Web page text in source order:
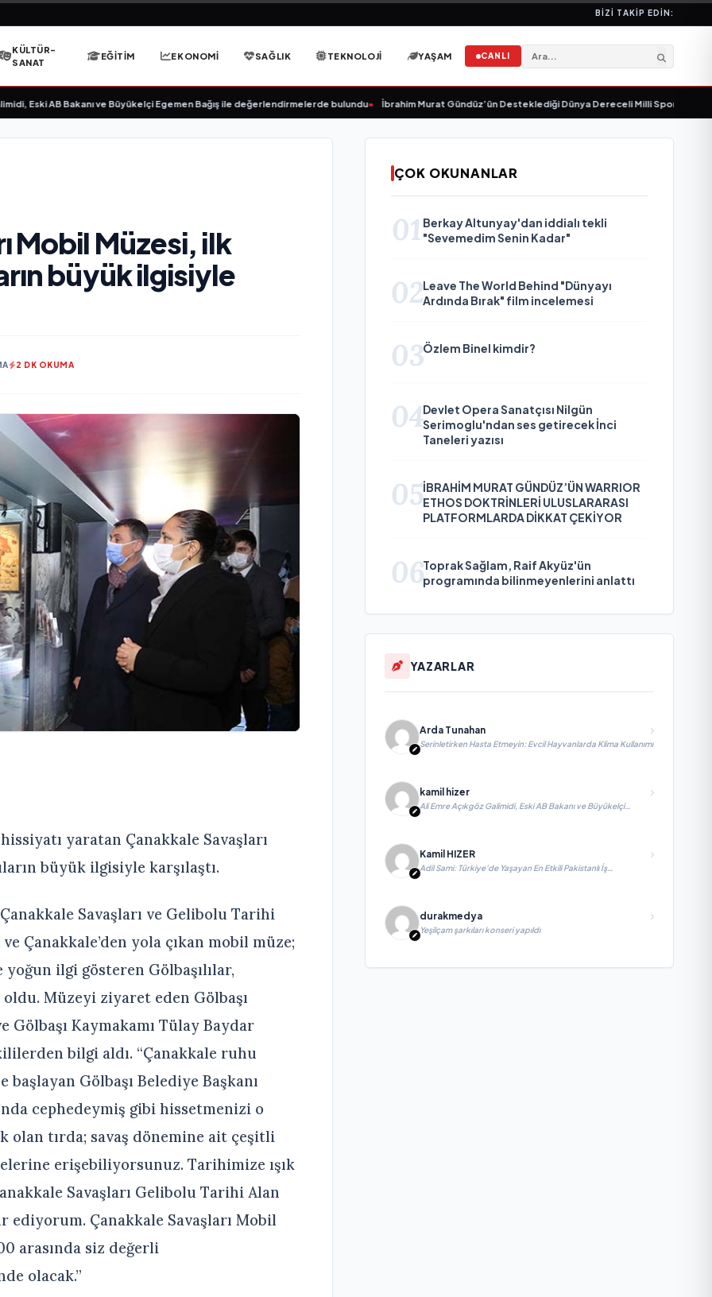
BIZI TAKIP EDIN:
KÜLTÜR-
SANAT
EĞITIM EKONOMI SAĞLIK TEKNOLOJI YAŞAM CANLI
Eski AB Bakanı ve Büyükelçi Egemen Bağış ile değerlendirmelerde bulundu• İbrahim Murat Gündüz’ün Desteklediği Dünya Dereceli Milli Sporcu Melis
Mobil Müzesi, ilk
büyük ilgisiyle
2 DK OKUMA
yaratan Çanakkale Savaşları
büyük ilgisiyle karşılaştı.
Savaşları ve Gelibolu Tarihi
Çanakkale’den yola çıkan mobil müze;
yoğun ilgi gösteren Gölbaşılılar,
oldu. Müzeyi ziyaret eden Gölbaşı
Gölbaşı Kaymakamı Tülay Baydar
bilgi aldı. “Çanakkale ruhu
Gölbaşı Belediye Başkanı
cephedeymiş gibi hissetmenizi o
olan tırda; savaş dönemine ait çeşitli
erişebiliyorsunuz. Tarihimize ışık
Savaşları Gelibolu Tarihi Alan
ediyorum. Çanakkale Savaşları Mobil
arasında siz değerli
olacak.”
ÇOK OKUNANLAR
01 Berkay Altunyay'dan iddialı tekli
"Sevemedim Senin Kadar"
02Leave The World Behind "Dünyayı
Ardında Bırak" film incelemesi
03Özlem Binel kimdir?
04Devlet Opera Sanatçısı Nilgün
Serimoglu'ndan ses getirecek İnci
Taneleri yazısı
05İBRAHİM MURAT GÜNDÜZ’ÜN WARRIOR
ETHOS DOKTRİNLERİ ULUSLARARASI
PLATFORMLARDA DİKKAT ÇEKİYOR
06Toprak Sağlam, Raif Akyüz'ün
programında bilinmeyenlerini anlattı
YAZARLAR
Arda Tunahan
Serinletirken Hasta Etmeyin: Evcil Hayvanlarda Klima Kullanımı
kamil hizer
Ali Emre Açıkgöz Galimidi, Eski AB Bakanı ve Büyükelçi
Egemen Bağış ile değerlendirmelerde bulundu
Kamil HIZER
Adil Sami: Türkiye’de Yaşayan En Etkili Pakistanlı İş
İnsanlarından Biri, Yatırım ve Ekonomik Diplomasiyi
durakmedya
Yeşilçam şarkıları konseri yapıldı